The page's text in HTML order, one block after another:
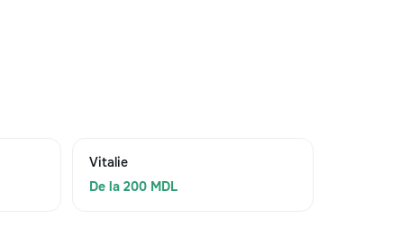
Vitalie
De la 200 MDL